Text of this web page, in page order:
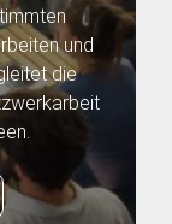
und
die